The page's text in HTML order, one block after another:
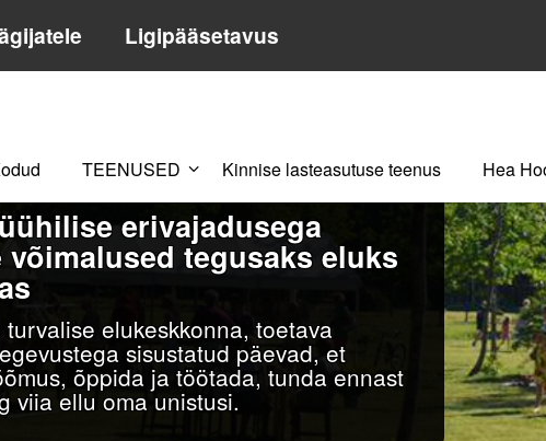
Ligipääsetavus
TEENUSED Kinnise lasteasutuse teenus Hea
erivajadusega
võimalused tegusaks eluks
elukeskkonna, toetava
sisustatud päevad, et
õppida ja töötada, tunda ennast
viia ellu oma unistusi.